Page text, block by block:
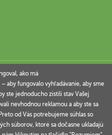
ako má
aby fungovalo vyhľadávanie, aby sme
ste jednoducho zistili stav Vašej
nevhodnou reklamou a aby ste sa
od Vás potrebujeme súhlas so
súborov, ktoré sa dočasne ukladajú